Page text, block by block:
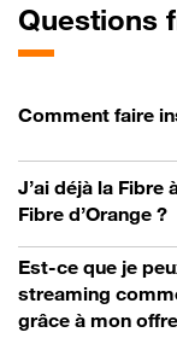
Questions
Comment faire
J’ai déjà la
Fibre d’Orange ?
Est-ce que je
streaming
grâce à mon